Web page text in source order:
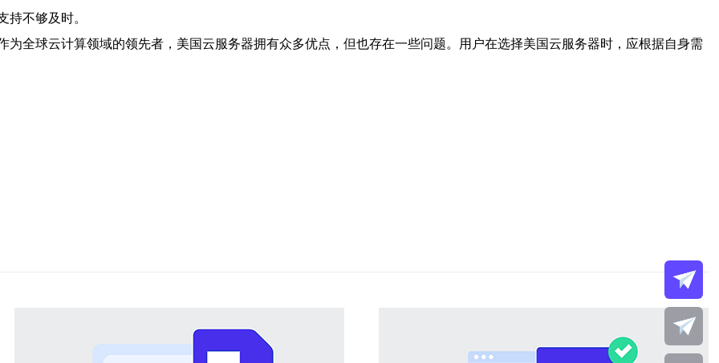
持不够及时。
全球云计算领域的领先者，美国云服务器拥有众多优点，但也存在一些问题。用户在选择美国云服务器时，应根据自身需